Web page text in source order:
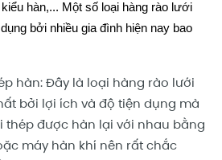
hàn,... Một số loại hàng rào lưới
bởi nhiều gia đình hiện nay bao
hàn: Đây là loại hàng rào lưới
bởi lợi ích và độ tiện dụng mà
thép được hàn lại với nhau bằng
máy hàn khí nên rất chắc